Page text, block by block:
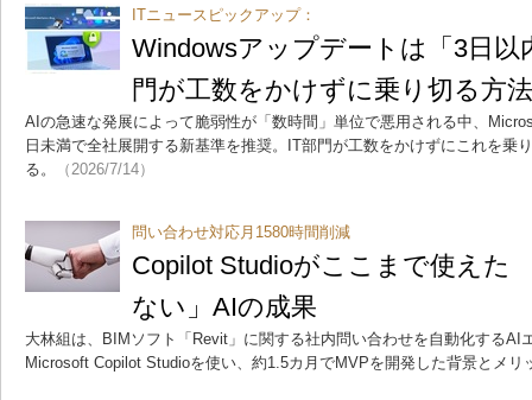
ITニュースピックアップ：
Windowsアップデートは「3日
門が工数をかけずに乗り切る方
AIの急速な発展によって脆弱性が「数時間」単位で悪用される中、
日未満で全社展開する新基準を推奨。IT部門が工数をかけずにこれを乗
る。
（2026/7/14）
問い合わせ対応月1580時間削減
Copilot Studioがここまで使え
ない」AIの成果
大林組は、BIMソフト「Revit」に関する社内問い合わせを自動化するAI
Microsoft Copilot Studioを使い、約1.5カ月でMVPを開発した背景とメリ